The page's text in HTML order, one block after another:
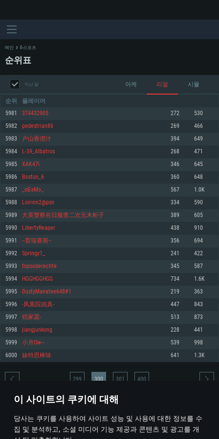
이 사이트의 쿠키에 대해
당사는 쿠키를 사용하여 사이트 성능 및 사용에 대한 정보를 수
집 및 분석하고, 소셜 미디어 기능 제공과 콘텐츠 및 광고를 개
최소사양
운영체제: Windows 10 (64 bit)
프로세서: 2.2 GHz 듀얼코어 이상
메모리: 4GB
그래픽 카드: DirectX 11 이상을 지원하는 AMD Radeon 77XX / NVIDIA
GeForce GT 660. 최소 사양 해상도: 720p
네트워크: 브로드밴드 인터넷
여유 저장 공간: 22.1 GB (최소 클라이언트)
권장 사양
570 혹은 그 이상
여유 저장 공간: 62.2 GB (전체 클라이언트)
최소사양
운영체제: Mac OS Big Sur 11.0
프로세서: 최소 2.2 GHz의 Core i5 (Intel Xeon 은 지원하지 않습니다)
메모리: 6 GB
그래픽 카드: Metal 을 지원하는 Intel Iris Pro 5200 (Mac), 혹은 이와 비슷한 성
능을 가지는 Mac 버전의 AMD/Nvidia. 최소 해상도: 720p
네트워크: 브로드밴드 인터넷
여유 저장 공간: 22.1 GB (최소 클라이언트)
권장 사양
네트워크: 브로드밴드 인터넷
여유 저장 공간: 62.2 GB (전체 클라이언트)
최소사양
운영체제: 64bit Linux 중 최신 버전
프로세서: 2.4 GHz 듀얼코어
메모리: 4 GB
그래픽 카드: Vulkan 을 지원하고, 최신 그래픽 드라이버를 지원하는 NVIDIA
660 (6개월 미만) 혹은 그와 동급의 성능을 가지며 최신 그래픽 드라이버를 지
원하는 AMD (6개월 미만; 최소사양 지원 해상도 720p)
네트워크: 브로드밴드 인터넷
여유 저장 공간: 22.1 GB (최소 클라이언트)
권장 사양
운영체제: Ubuntu 20.04 64bit
프로세서: Intel Core i7
메모리: 16 GB
그래픽 카드: Vulkan 을 지원하고, 최신 그래픽 드라이버를 지원하는 NVIDIA
1060 (6개월 미만) 혹은 그와 동급의 성능을 가지며 최신 그래픽 드라이버를
지원하는 AMD RX 570 (6개월 미만; 최소사양 지원 해상도 720p) 이상
여유 저장 공간: 62.2 GB (전체 클라이언트)
메인 E-스포츠
순위표
지난 달 아케 리얼 시뮬
순위 플레이어
5981 374432905 272 530
5982 pedestrian86 269 466
5983 户山香澄汁 394 649
5984 L-39_Albatros 268 471
5985 XAK47i 346 645
5986 Boston_6 360 648
5987 _оБэМэ_ 567 1.0K
5988 Loirinn2@psn 334 590
5989 大英警察在日服查二次元木柜子 389 605
5990 LibertyReaper 438 910
5991 --普瑞赛斯-- 356 694
5992 Springy1_ 241 422
5993 topsoderechte 345 587
5994 HGGHGGHGG 734 1.6K
5995 DustyManatee648#1 219 363
5996 -凤凰院凶真- 447 843
5997 铠冢霙- 513 873
5998 jiangjunkong 228 441
5999 小月Ow-- 539 998
6000 妹特思棒味 641 1.3K
* 순위표는 매일 1회 갱신됩니다
299 300 301 400